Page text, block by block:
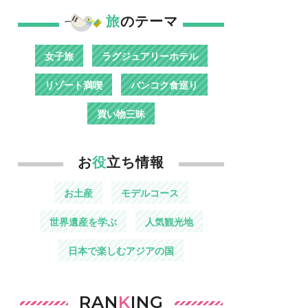
旅のテーマ
女子旅 ラグジュアリーホテル
リゾート満喫 バンコク食巡り
買い物三昧
お役立ち情報
お土産 モデルコース
世界遺産を学ぶ 人気観光地
日本で楽しむアジアの国
RANKING